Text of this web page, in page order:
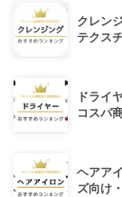
クレン
テクス
ドライ
コスパ
ヘアア
ズ向け